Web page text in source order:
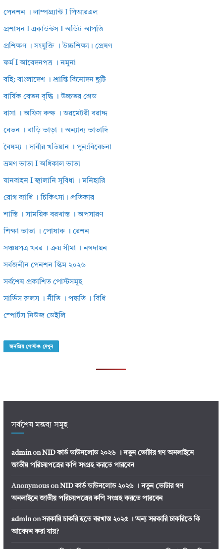
পেনশন । লাম্পগ্র্যান্ট I পিআরএল
প্রশাসন I একাউন্টস I অডিট আপত্তি
প্রশিক্ষণ । সংযুক্তি । উচ্চশিক্ষা। প্রেষণ
ফর্ম I আবেদনপত্র । নমুনা
বহি: বাংলাদেশ । শ্রান্তি বিনোদন ছুটি
বার্ষিক বেতন বৃদ্ধি । উচ্চতর গ্রেড
বাসা । অফিস কক্ষ । ডরমেটরী বরাদ্দ
বেতন । বাড়ি ভাড়া । অন্যান্য ভাতাদি
বৈষম্য । দাবীর খতিয়ান । পুন:বিবেচনা
ভ্রমণ ভাতা I অধিকাল ভাতা
যানবাহন I জ্বালানি সুবিধা । মনিহারি
রোগ ব্যাধি । চিকিৎসা। প্রতিকার
শাস্তি । সাময়িক বরখাস্ত । অপসারণ
শিক্ষা ভাতা । পোষাক । রেশন
সঞ্চয়পত্র খবর । ক্রয় সীমা । নগদায়ন
সর্বজনীন পেনশন স্কিম ২০২৬
সর্বশেষ প্রকাশিত পোস্টসমূহ
সার্ভিস রুলস । নীতি । পদ্ধতি । বিধি
স্পোর্টস নিউজ ডেইলি
জনপ্রিয় পোস্টগু দেখুন
সর্বশেষ মন্তব্য সমূহ
adminonNID কার্ড ডাউনলোড ২০২৬ । নতুন ভোটার গণ অনলাইনে
জাতীয় পরিচয়পত্রের কপি সংগ্রহ করতে পারবেন
AnonymousonNID কার্ড ডাউনলোড ২০২৬ । নতুন ভোটার গণ
অনলাইনে জাতীয় পরিচয়পত্রের কপি সংগ্রহ করতে পারবেন
adminonসরকারি চাকরি হতে বরখাস্ত ২০২৫ । অন্য সরকারি চাকরিতে কি
আবেদন করা যায়?